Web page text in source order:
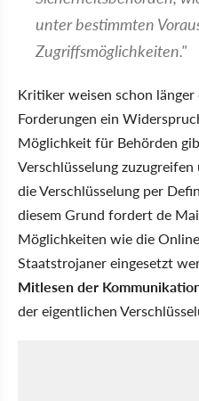
unter bestimmten
Zugriffsmöglichkeiten."
Kritiker weisen schon
Forderungen ein
Möglichkeit für Behörden
Verschlüsselung
die Verschlüsselung per
diesem Grund fordert de
Möglichkeiten wie die
Staatstrojaner eingesetzt
Mitlesen der
der eigentlichen